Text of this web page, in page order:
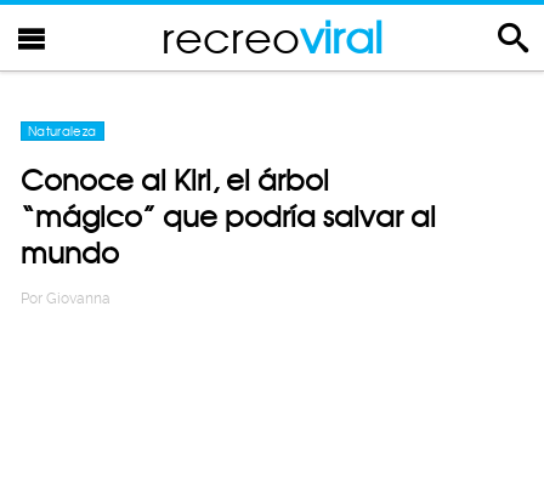
recreoviral
Naturaleza
Conoce al Kiri, el árbol
“mágico” que podría salvar al
mundo
Por Giovanna